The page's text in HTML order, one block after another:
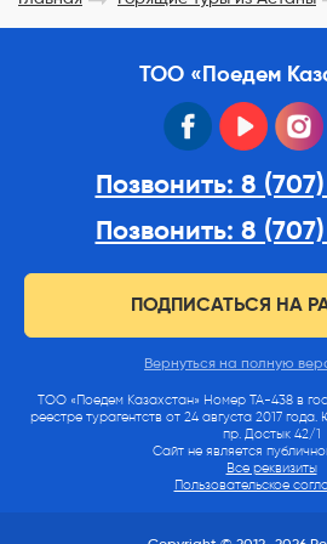
ТОО «Поедем
facebook youtube
Позвонить: 8
Позвонить: 8
ПОДПИСАТЬСЯ НА
Вернуться на полную
ТОО «Поедем Казахстан» Номер ТА-438 в
реестре турагентств от 24 августа 2017
пр. Достык 42/1
Сайт не является
Все реквизиты
Пользовательское